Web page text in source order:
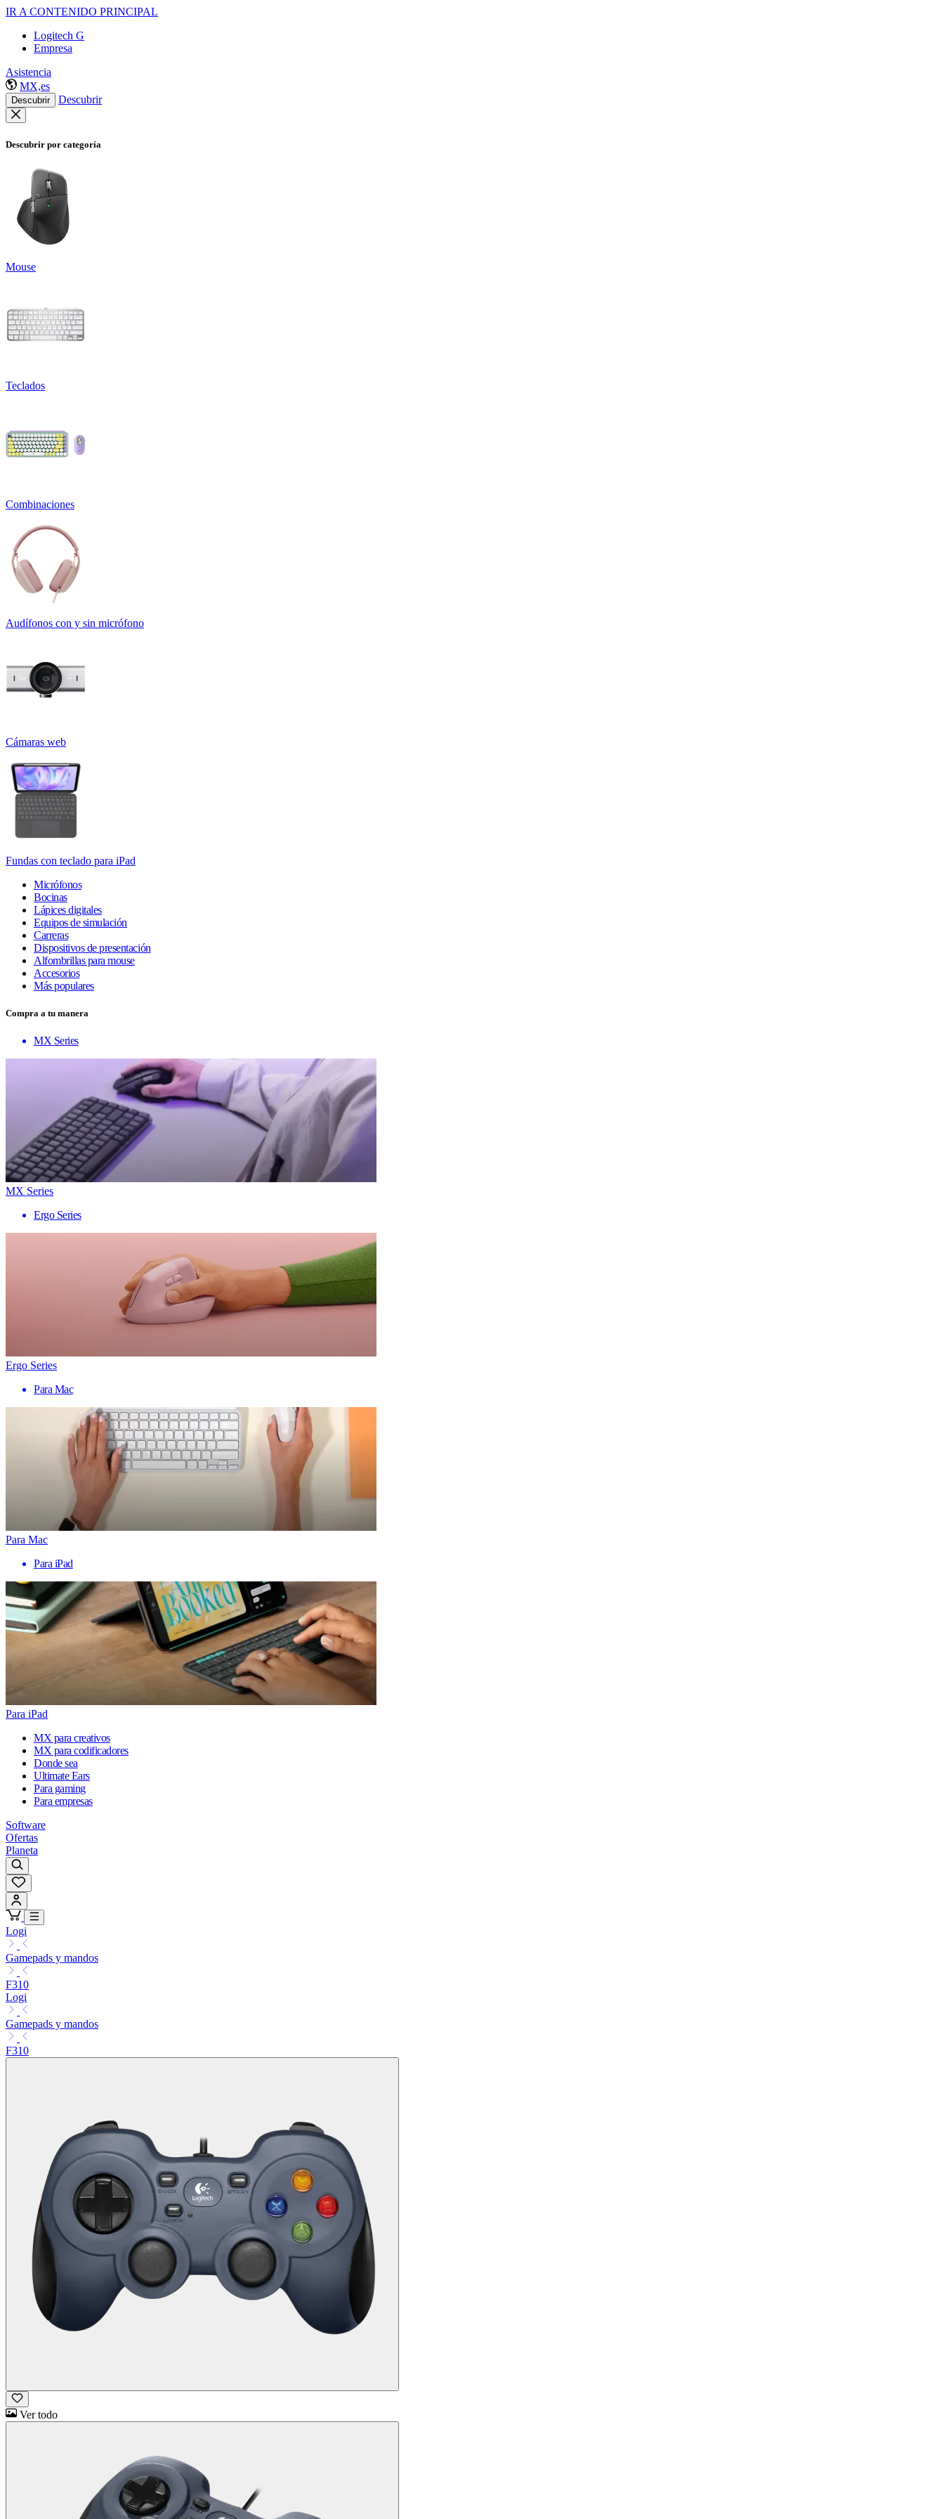
IR A CONTENIDO PRINCIPAL
Logitech G
Empresa
Asistencia
MX,es
Descubrir Descubrir
Descubrir por categoría
Mouse
Teclados
Combinaciones
Audífonos con y sin micrófono
Cámaras web
Fundas con teclado para iPad
Micrófonos
Bocinas
Lápices digitales
Equipos de simulación
Carreras
Dispositivos de presentación
Alfombrillas para mouse
Accesorios
Más populares
Compra a tu manera
MX Series
MX Series
Ergo Series
Ergo Series
Para Mac
Para Mac
Para iPad
Para iPad
MX para creativos
MX para codificadores
Donde sea
Ultimate Ears
Para gaming
Para empresas
Software
Ofertas
Planeta
Logi
Gamepads y mandos
F310
Logi
Gamepads y mandos
F310
Ver todo